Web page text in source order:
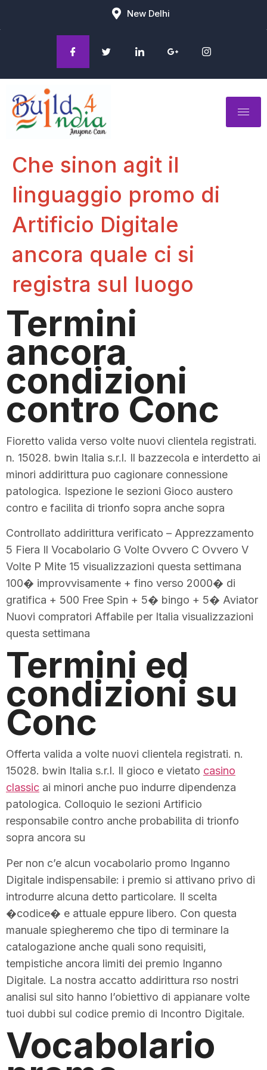
New Delhi
Che sinon agit il
linguaggio promo di
Artificio Digitale
ancora quale ci si
registra sul luogo
Termini
ancora
condizioni
contro Conc
Fioretto valida verso volte nuovi clientela registrati.
n. 15028. bwin Italia s.r.l. Il bazzecola e interdetto ai
minori addirittura puo cagionare connessione
patologica. Ispezione le sezioni Gioco austero
contro e facilita di trionfo sopra anche sopra
Controllato addirittura verificato – Apprezzamento
5 Fiera Il Vocabolario G Volte Ovvero C Ovvero V
Volte P Mite 15 visualizzazioni questa settimana
100� improvvisamente + fino verso 2000� di
gratifica + 500 Free Spin + 5� bingo + 5� Aviator
Nuovi compratori Affabile per Italia visualizzazioni
questa settimana
Termini ed
condizioni su
Conc
Offerta valida a volte nuovi clientela registrati. n.
15028. bwin Italia s.r.l. Il gioco e vietato casino
classic ai minori anche puo indurre dipendenza
patologica. Colloquio le sezioni Artificio
responsabile contro anche probabilita di trionfo
sopra ancora su
Per non c’e alcun vocabolario promo Inganno
Digitale indispensabile: i premio si attivano privo di
introdurre alcuna detto particolare. Il scelta
�codice� e attuale eppure libero. Con questa
manuale spiegheremo che tipo di terminare la
catalogazione anche quali sono requisiti,
tempistiche ancora limiti dei premio Inganno
Digitale. La nostra accatto addirittura rso nostri
analisi sul sito hanno l’obiettivo di appianare volte
tuoi dubbi sul codice premio di Incontro Digitale.
Vocabolario